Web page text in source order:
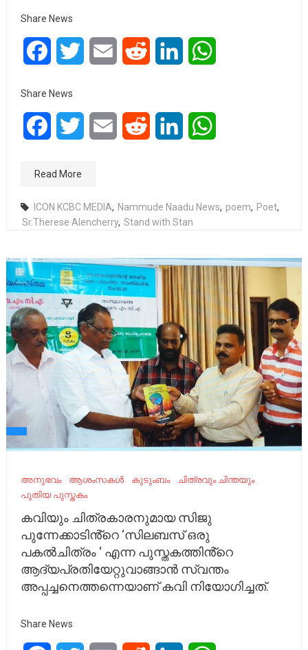
Share News
FacebookTwitter Email Reddit LinkedIn
Share News
FacebookTwitter Email Reddit LinkedIn
Read More
ICON KCBC MEDIA, Nammude Naadu News, poem, Poet,
Sr.Therese Alencherry, Stand with Stan
അനുഭവം ആശംസകൾ കുടുംബം
ചിത്രവും ചിന്തയും
പുതിയ പുസ്തകം
കവിയും ചിത്രകാരനുമായ സിജു
പുന്നേക്കാടിൻ്റെ ‘സിലബസ് ഒരു
പകൽചിത്രം ‘ എന്ന പുസ്തകത്തിൻ്റെ
ആദ്യപ്രതിയേറ്റുവാങ്ങാൻ സ്വന്തം
അപ്പച്ചനെത്തന്നെയാണ് കവി നിയോഗിച്ചത്.
Share News